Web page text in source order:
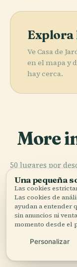
Explora
Ve Casa de
en el mapa y
hay cerca.
More
50 lugares por
pena combinar.
PLACE
Parque An
Ilm
Una pequeña
Las cookies
Las cookies de
ayudan a entender
sin anuncios ni
momento desde el
Personalizar